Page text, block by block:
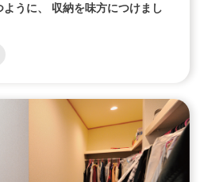
うに、 収納を味方につけまし